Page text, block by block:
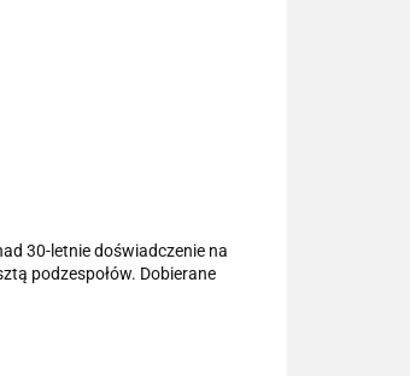
30-letnie doświadczenie na
podzespołów. Dobierane